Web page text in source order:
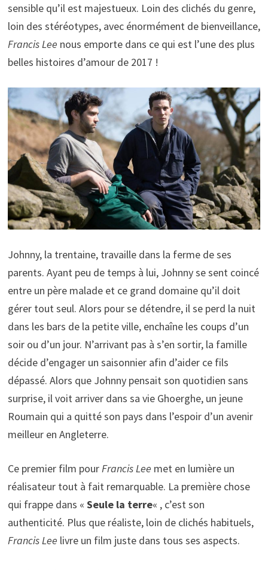
sensible qu’il est majestueux. Loin des clichés du genre,
loin des stéréotypes, avec énormément de bienveillance,
Francis Lee nous emporte dans ce qui est l’une des plus
belles histoires d’amour de 2017 !
Johnny, la trentaine, travaille dans la ferme de ses
parents. Ayant peu de temps à lui, Johnny se sent coincé
entre un père malade et ce grand domaine qu’il doit
gérer tout seul. Alors pour se détendre, il se perd la nuit
dans les bars de la petite ville, enchaîne les coups d’un
soir ou d’un jour. N’arrivant pas à s’en sortir, la famille
décide d’engager un saisonnier afin d’aider ce fils
dépassé. Alors que Johnny pensait son quotidien sans
surprise, il voit arriver dans sa vie Ghoerghe, un jeune
Roumain qui a quitté son pays dans l’espoir d’un avenir
meilleur en Angleterre.
Ce premier film pourFrancis Lee met en lumière un
réalisateur tout à fait remarquable. La première chose
qui frappe dans « Seule la terre« , c’est son
authenticité. Plus que réaliste, loin de clichés habituels,
Francis Lee livre un film juste dans tous ses aspects.